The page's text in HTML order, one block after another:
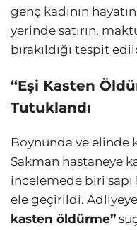
genç kadının
yerinde satırın,
bırakıldığı tespit
“Eşi Kasten
Tutuklandı
Boynunda ve elinde
Sakman hastaneye
incelemede biri sapı
ele geçirildi.
kasten öldürme”